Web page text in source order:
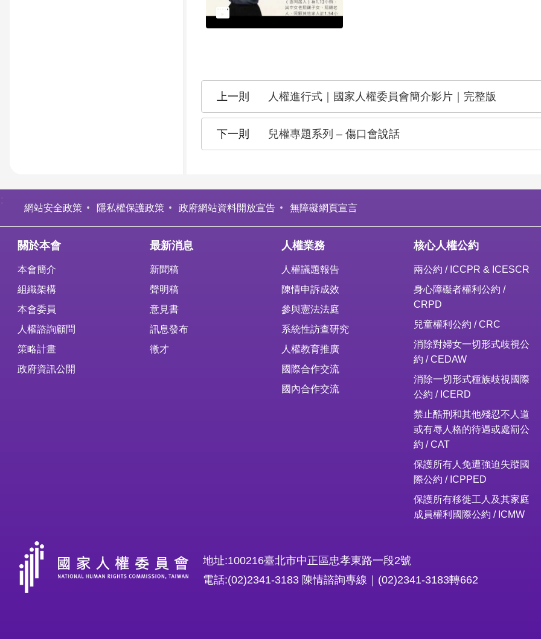
人權進行式｜國家人權委員會簡介影片｜完整版
兒權專題系列 – 傷口會說話
網站安全政策 隱私權保護政策 政府網站資料開放宣告 無障礙網頁宣言
關於本會
本會簡介
組織架構
本會委員
人權諮詢顧問
策略計畫
政府資訊公開
最新消息
新聞稿
聲明稿
意見書
訊息發布
徵才
人權業務
人權議題報告
陳情申訴成效
參與憲法法庭
系統性訪查研究
人權教育推廣
國際合作交流
國內合作交流
核心人權公約
兩公約 / ICCPR & ICESCR
身心障礙者權利公約 /
CRPD
兒童權利公約 / CRC
消除對婦女一切形式歧視公
約 / CEDAW
消除一切形式種族歧視國際
公約 / ICERD
禁止酷刑和其他殘忍不人道
或有辱人格的待遇或處罰公
約 / CAT
保護所有人免遭強迫失蹤國
際公約 / ICPPED
保護所有移徙工人及其家庭
成員權利國際公約 / ICMW
地址:100216臺北市中正區忠孝東路一段2號
電話:(02)2341-3183 陳情諮詢專線｜(02)2341-3183轉662